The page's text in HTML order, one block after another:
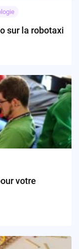
sur la robotaxi
votre